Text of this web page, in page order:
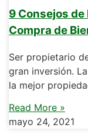
9 Consejos
Compra de
Ser propietario
gran inversión.
la mejor
Read More »
mayo 24, 2021